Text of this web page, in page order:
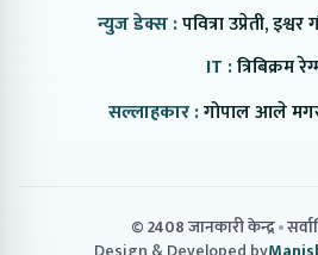
न्युज डेक्स :पवित्रा उप्रेती,
IT :त्रिबिक्रम
सल्लाहकार :गोपाल आले
© 2408 जानकारी केन्द्र